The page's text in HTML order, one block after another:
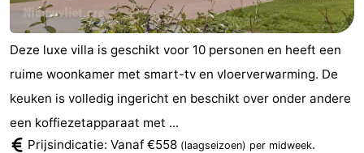
Deze luxe villa is geschikt voor 10 personen en heeft een
ruime woonkamer met smart-tv en vloerverwarming. De
keuken is volledig ingericht en beschikt over onder andere
een koffiezetapparaat met ...
Prijsindicatie: Vanaf €558 (laagseizoen) per midweek.